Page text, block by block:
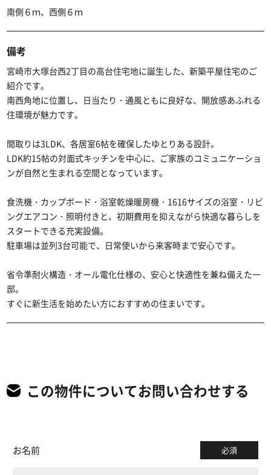
南側６ｍ、西側６ｍ
備考
宮崎市大塚台西2丁目の高台住宅地に誕生した、新築平屋住宅のご
紹介です。
南西角地に位置し、日当たり・通風ともに良好な、開放感あふれる
住環境が魅力です。
間取りは3LDK、各居室6帖を確保したゆとりある設計。
LDK約15帖の対面式キッチンを中心に、ご家族のコミュニケーショ
ンが自然と生まれる空間となっています。
食洗機・カップボード・浴室乾燥暖房機・1616サイズの浴室・リビ
ングエアコン・照明付きと、初期費用を抑えながら快適な暮らしを
スタートできる充実設備。
駐車場は並列3台可能で、日常使いから来客時まで安心です。
省令準耐火構造・オール電化仕様の、安心と快適性を兼ね備えた一
邸。
すぐに新生活を始めたい方におすすめの住まいです。
この物件についてお問い合わせする
お名前 必須